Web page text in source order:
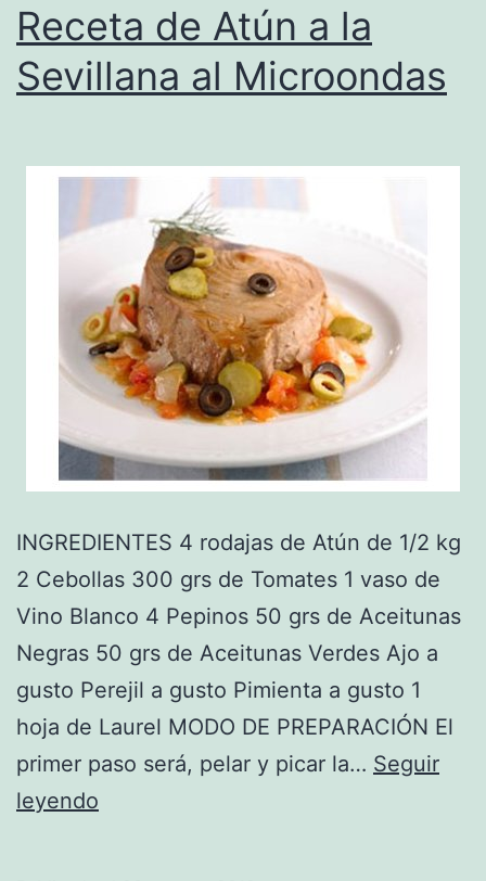
Receta de Atún a la
Sevillana al Microondas
INGREDIENTES 4 rodajas de Atún de 1/2 kg
2 Cebollas 300 grs de Tomates 1 vaso de
Vino Blanco 4 Pepinos 50 grs de Aceitunas
Negras 50 grs de Aceitunas Verdes Ajo a
gusto Perejil a gusto Pimienta a gusto 1
hoja de Laurel MODO DE PREPARACIÓN El
primer paso será, pelar y picar la… Seguir
leyendo